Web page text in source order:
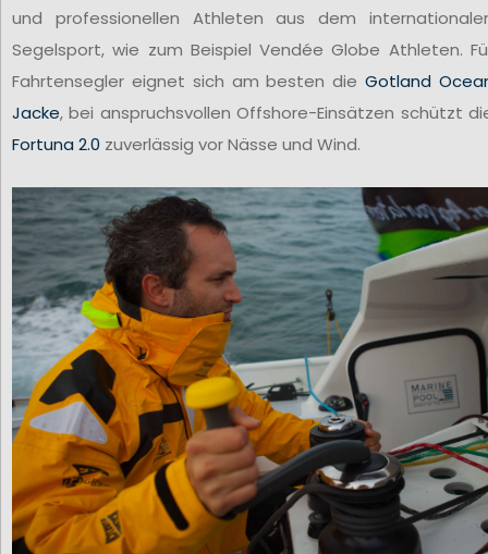
und professionellen Athleten aus dem
Segelsport, wie zum Beispiel Vendée Globe Athleten.
Fahrtensegler eignet sich am besten dieGotland
Jacke, bei anspruchsvollen Offshore-Einsätzen schützt
Fortuna 2.0 zuverlässig vor Nässe und Wind.